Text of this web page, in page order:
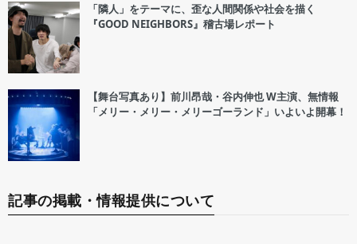
「隣人」をテーマに、歪な人間関係や社会を描く
『GOOD NEIGHBORS』稽古場レポート
【舞台写真あり】前川昂哉・谷内伸也 W主演、無情報
「メリー・メリー・メリーゴーランド」いよいよ開幕！
記事の掲載・情報提供について